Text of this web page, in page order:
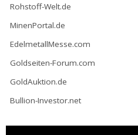
Rohstoff-Welt.de
MinenPortal.de
EdelmetallMesse.com
Goldseiten-Forum.com
GoldAuktion.de
Bullion-Investor.net